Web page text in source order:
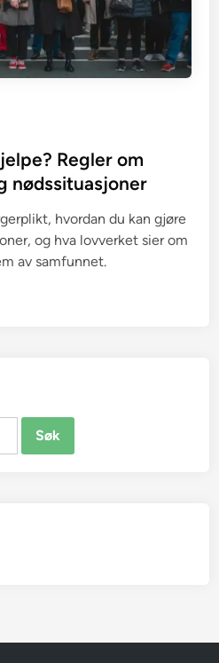
Regler om
nødssituasjoner
hvordan du kan gjøre
og hva lovverket sier om
av samfunnet.